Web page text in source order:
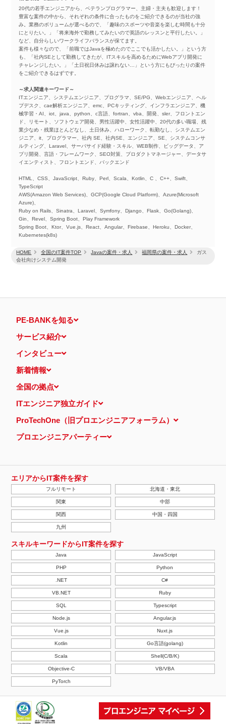
HOME 全国のIT案件TOP Javaの案件・求人 福岡県の案件・求人
ガス
会社向けシステム開発
20代の若手エンジニアから、ベテランプログラマー、主婦・主夫も歓迎します！
豊富な案件の中から、それぞれの条件に合ったものをご紹介できるのが当社の強
み。業務のボリュームが選べるので、「趣味のスポーツや音楽を楽しむ時間も十分
にとりたい。」「将来海外で勤務してみたいので英語のレッスンと平行したい。」
など、自分らしいワークライフバランスが保てます。
案件も様々なので、「前職ではJavaを極めたのでここでも活かしたい。」という方
も、「社内SEとして勤務してきたが、ITスキルを高めるためにWebアプリ開発に
チャレンジしたい。」「土日祝日休みは譲れない…」という方にもぴったりの案件
をご紹介できるはずです。
～求人関連キーワード～
ITエンジニア、システムエンジニア、プログラマ、SE/PG、Webエンジニア、ヘル
プデスク、cae解析エンジニア、emc、PCキッティング、インフラエンジニア、機
械学習・AI、iot、java、python、c言語、fortran、vba、開発、sler、フロントエン
ド、リモート、ソフトウェア開発、男性活躍中、女性活躍中、20代の多い職場、残
業少なめ・残業ほとんどなし、土日休み、ハローワーク、転勤なし、システムエン
ジニア、it、プログラマー、社内 SE、社内SE、エンジニア、SE、システムコンサ
ルティング、Laravel、サーバサイド経験・スキル、WEB制作、ビッグデータ、ア
プリ開発、言語・フレームワーク、SEO対策、プロダクトマネージャー、データサ
イエンティスト、フロントエンド、バックエンド
HTML、CSS、JavaScript、Ruby、Perl、Scala、Kotlin、C 、C++、Swift、
TypeScript
AWS(Amazon Web Services)、GCP(Google Cloud Platform)、Azure(Microsoft
Azure)、
Ruby on Rails、Sinatra、Laravel、Symfony、Django、Flask、Go(Golang)、
Gin、Revel、Spring Boot、Play Framework
Spring Boot、Ktor、Vue.js、React、Angular、Firebase、Heroku、Docker、
Kubernetes(k8s)
PE-BANKを知る
サービス紹介
インタビュー
新着情報
全国の拠点
ITエンジニア独立ガイド
ProTechOne（旧プロエンジニアフォーラム）
プロエンジニアパーティー
エリアからIT案件を探す
フルリモート 北海道・東北
関東 中部
関西 中国・四国
九州
スキルキーワードからIT案件を探す
Java JavaScript
PHP Python
.NET C#
VB.NET Ruby
SQL Typescript
Node.js Angular.js
Vue.js Nuxt.js
Kotlin Go言語(golang)
Scala Shell(C/B/K)
Objective-C VB/VBA
PyTorch